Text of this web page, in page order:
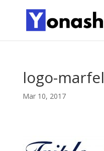
logo-marfel
Mar 10, 2017